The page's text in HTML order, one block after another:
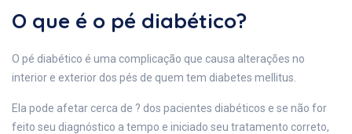
O que é o pé diabético?
O pé diabético é uma complicação que causa alterações no
interior e exterior dos pés de quem tem diabetes mellitus.
Ela pode afetar cerca de ? dos pacientes diabéticos e se não for
feito seu diagnóstico a tempo e iniciado seu tratamento correto,